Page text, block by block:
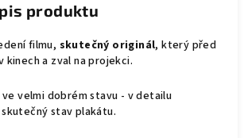
produktu
filmu, skutečný originál, který před
kinech a zval na projekci.
velmi dobrém stavu - v detailu
stav plakátu.